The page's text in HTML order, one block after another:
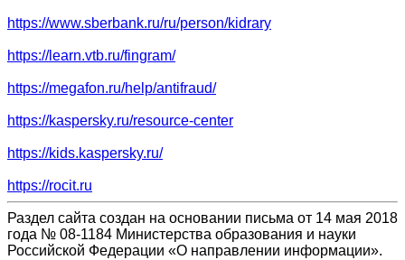
https://www.sberbank.ru/ru/person/kidrary
https://learn.vtb.ru/fingram/
https://megafon.ru/help/antifraud/
https://kaspersky.ru/resource-center
https://kids.kaspersky.ru/
https://rocit.ru
Раздел сайта создан на основании письма от 14 мая 2018
года № 08-1184 Министерства образования и науки
Российской Федерации «О направлении информации».